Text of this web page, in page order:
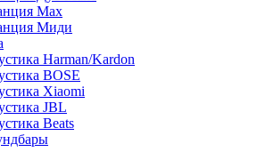
Max
Миди
Harman/Kardon
BOSE
Xiaomi
JBL
Beats